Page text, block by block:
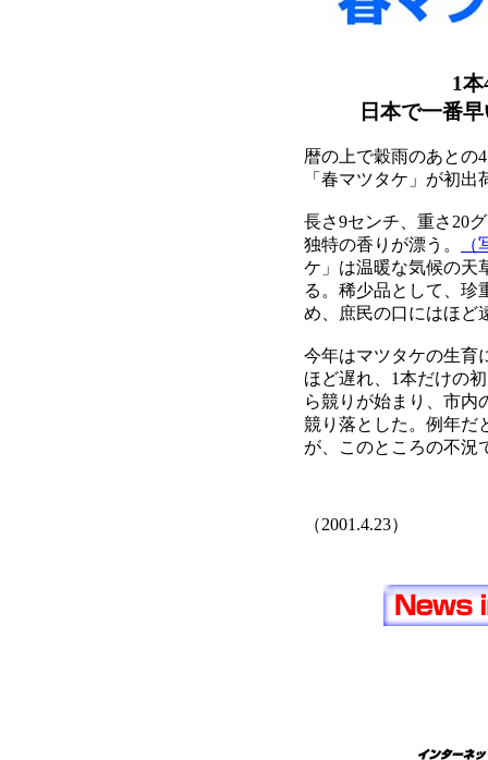
1
日本で一番
暦の上で穀雨のあとの
「春マツタケ」が初
長さ9センチ、重さ20
独特の香りが漂う。
ケ」は温暖な気候の天
る。稀少品として、珍
め、庶民の口にはほど
今年はマツタケの生育
ほど遅れ、1本だけの
ら競りが始まり、市内
競り落とした。例年だ
が、このところの不況
（2001.4.23）